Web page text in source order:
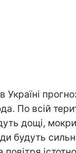
Україні
По всій
дощі,
будуть